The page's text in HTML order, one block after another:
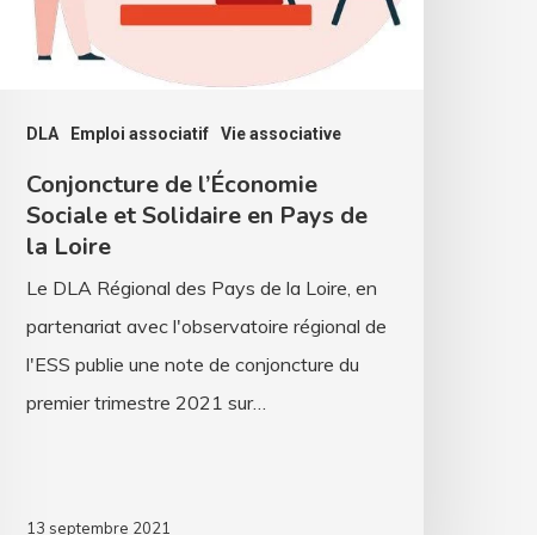
DLA Emploi associatif Vie associative
Loire
Conjoncture de l’Économie
Sociale et Solidaire en Pays de
la Loire
Le DLA Régional des Pays de la Loire, en
partenariat avec l'observatoire régional de
l'ESS publie une note de conjoncture du
premier trimestre 2021 sur…
13 septembre 2021